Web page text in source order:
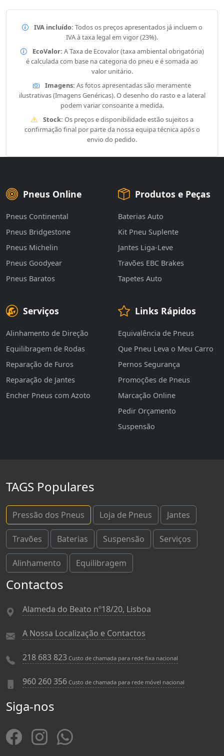
IVA incluído: Todos os preços apresentados já incluem o
IVA à taxa legal em vigor (23%).
EcoValor: A Taxa de Ecovalor (taxa ambiental obrigatória)
é calculada com base na categoria do pneu e é somada ao
valor unitário.
Imagens: As fotos apresentadas são meramente
ilustrativas (Imagens Genéricas). O desenho do rasto e a lateral
podem variar consoante a medida.
Stock: Os preços e disponibilidade estão sujeitos a
confirmação final por parte da nossa equipa técnica após o
envio do pedido.
Pneus Online
Pneus Continental
Pneus Bridgestone
Pneus Michelin
Pneus Goodyear
Pneus Baratos
Produtos e Peças
Baterias Auto
Kit Pneu Suplente
Jantes Liga-Leve
Travões EBC Brakes
Tapetes Auto
Serviços
Alinhamento de Direção
Equilibragem de Rodas
Reparação de Furos
Reparação de Jantes
Encher Pneus com Azoto
Links Rápidos
Equivalência de Pneus
Que Pneu Leva o Meu Carro
Pernos Segurança
Promoções de Pneus
Marcação Online
Pedir Orçamento
Suspensão
TAGS Populares
Pressão dos Pneus Loja de Pneus Jantes
Travões Baterias Suspensão Serviços
Alinhamento Equilibragem
Contactos
Alameda do Beato nº18/20, Lisboa
A Nossa Localização e Contactos
218 683 823 Custo de chamada para rede fixa nacional
960 260 356 Custo de chamada para rede móvel nacional
Siga-nos